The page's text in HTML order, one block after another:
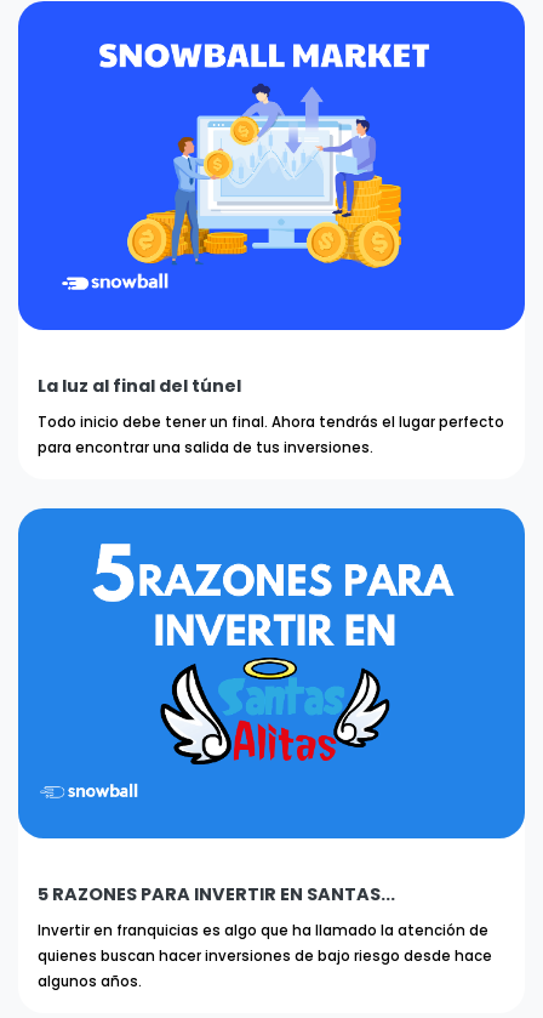
La luz al final del túnel
Todo inicio debe tener un final. Ahora tendrás el lugar perfecto
para encontrar una salida de tus inversiones.
5 RAZONES PARA INVERTIR EN SANTAS...
Invertir en franquicias es algo que ha llamado la atención de
quienes buscan hacer inversiones de bajo riesgo desde hace
algunos años.